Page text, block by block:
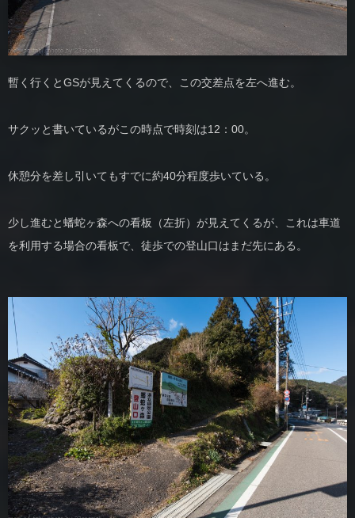
暫く行くとGSが見えてくるので、この交差点を左へ進む。
サクッと書いているがこの時点で時刻は12：00。
休憩分を差し引いてもすでに約40分程度歩いている。
少し進むと蟠蛇ヶ森への看板（左折）が見えてくるが、これは車道
を利用する場合の看板で、徒歩での登山口はまだ先にある。